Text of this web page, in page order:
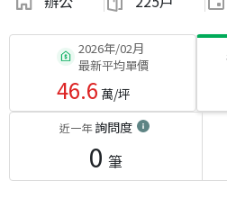
2026年/02月
最新平均單價
46.6 萬/坪
近一年詢問度
0 筆